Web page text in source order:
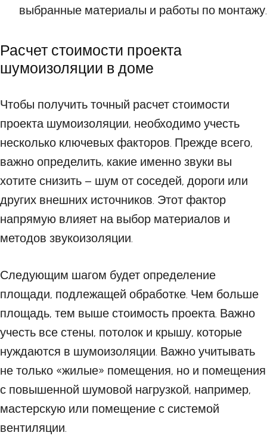
выбранные материалы и работы по монтажу.
Расчет стоимости проекта
шумоизоляции в доме
Чтобы получить точный расчет стоимости
проекта шумоизоляции, необходимо учесть
несколько ключевых факторов. Прежде всего,
важно определить, какие именно звуки вы
хотите снизить – шум от соседей, дороги или
других внешних источников. Этот фактор
напрямую влияет на выбор материалов и
методов звукоизоляции.
Следующим шагом будет определение
площади, подлежащей обработке. Чем больше
площадь, тем выше стоимость проекта. Важно
учесть все стены, потолок и крышу, которые
нуждаются в шумоизоляции. Важно учитывать
не только «жилые» помещения, но и помещения
с повышенной шумовой нагрузкой, например,
мастерскую или помещение с системой
вентиляции.